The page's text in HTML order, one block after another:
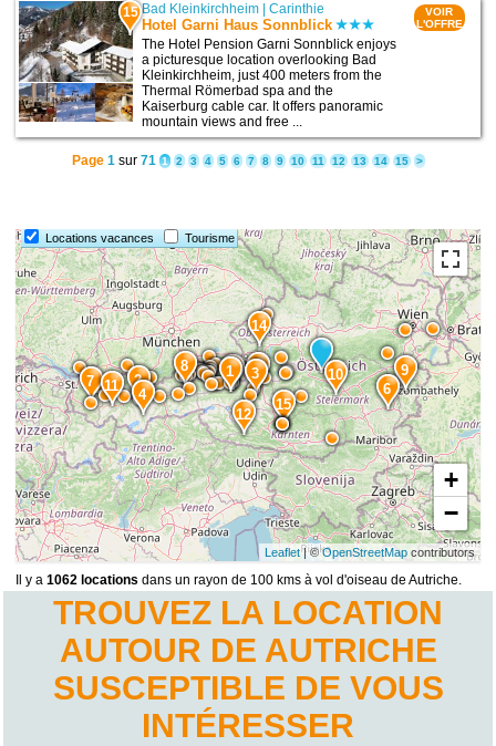
15 Bad Kleinkirchheim |Carinthie
Hotel Garni Haus Sonnblick
The Hotel Pension Garni Sonnblick enjoys
a picturesque location overlooking Bad
Kleinkirchheim, just 400 meters from the
Thermal Römerbad spa and the
Kaiserburg cable car. It offers panoramic
mountain views and free ...
VOIR
L'OFFRE
Page 1sur 71 1 2 3 4 5 6 7 8 9 10 11 12 13 14 15 >
Locations vacances Tourisme
15
14
13
12
11
10 9
8
7
6
5
4
3
2
1
+
−
Leaflet| ©OpenStreetMapcontributors
Il y a1062 locations dans un rayon de 100 kms à vol d'oiseau de Autriche.
TROUVEZ LA LOCATION
AUTOUR DE AUTRICHE
SUSCEPTIBLE DE VOUS
INTÉRESSER